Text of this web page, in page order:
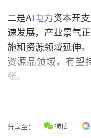
二是AI电力资本开
速发展，产业景气
施和资源领域延伸。
资源品领域，有望
张。
入口资
延伸。拥有用户基
分享至：